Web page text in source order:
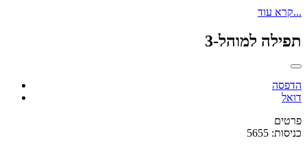
קרא עוד...
תפילה למוהל-3
הדפסה
דואל
פרטים
כניסות: 5655